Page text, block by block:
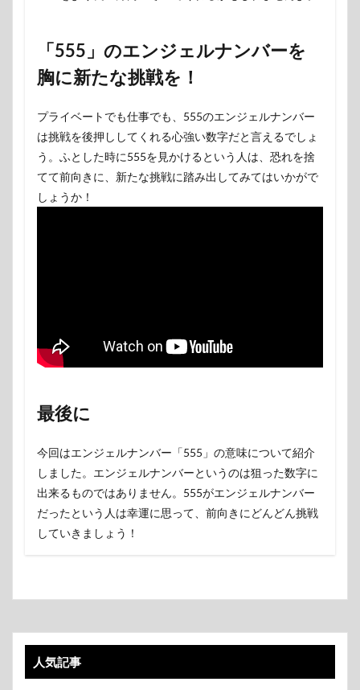
「555」のエンジェルナンバーを
胸に新たな挑戦を！
プライベートでも仕事でも、555のエンジェルナンバー
は挑戦を後押ししてくれる心強い数字だと言えるでしょ
う。ふとした時に555を見かけるという人は、恐れを捨
てて前向きに、新たな挑戦に踏み出してみてはいかがで
しょうか！
最後に
今回はエンジェルナンバー「555」の意味について紹介
しました。エンジェルナンバーというのは狙った数字に
出来るものではありません。555がエンジェルナンバー
だったという人は幸運に思って、前向きにどんどん挑戦
していきましょう！
人気記事